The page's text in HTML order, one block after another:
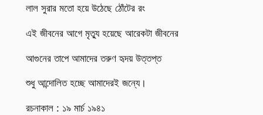
লাল সুরার মতো হয়ে উঠেছে ঠোঁটের রং
এই জীবনের আগে মৃত্যু হয়েছে আরেকটা জীবনের
আগুনের তাপে আমাদের তরুণ হৃদয় উত্তপ্ত
শুধু আন্দোলিত হচ্ছে আমাদেরই জন্যে।
রচনাকাল : ১৯ মার্চ ১৯৪১